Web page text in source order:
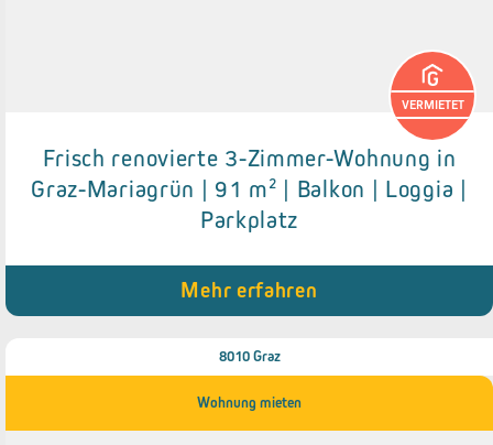
Details zum Objekt
● Kellerabteil
VERMIETET
Frisch renovierte 3-Zimmer-Wohnung in
Graz-Mariagrün | 91 m² | Balkon | Loggia |
Parkplatz
Mehr erfahren
8010 Graz
Wohnung mieten